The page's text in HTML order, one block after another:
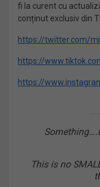
fi la curent cu
conținut exclusiv din
https://twitter.com/
https://
https://
This is no